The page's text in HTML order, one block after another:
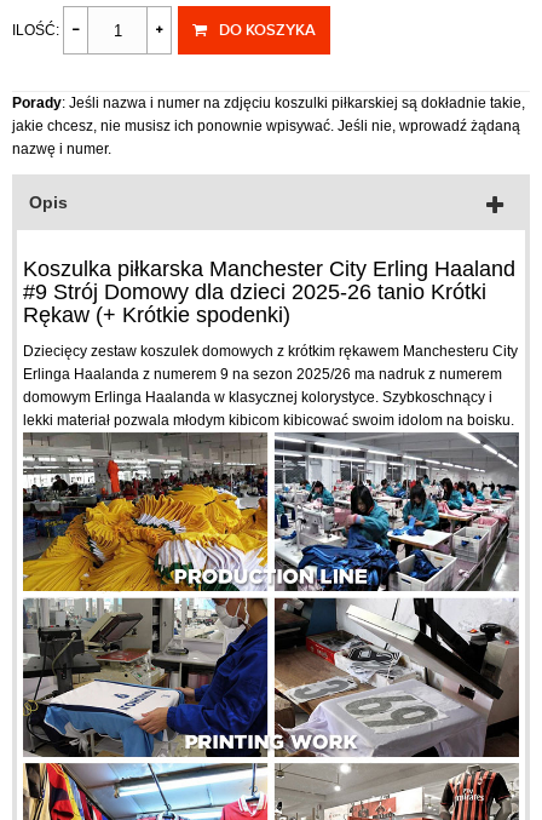
ILOŚĆ: DO KOSZYKA
Porady: Jeśli nazwa i numer na zdjęciu koszulki piłkarskiej są dokładnie takie,
jakie chcesz, nie musisz ich ponownie wpisywać. Jeśli nie, wprowadź żądaną
nazwę i numer.
Opis
Koszulka piłkarska Manchester City Erling Haaland
#9 Strój Domowy dla dzieci 2025-26 tanio Krótki
Rękaw (+ Krótkie spodenki)
Dziecięcy zestaw koszulek domowych z krótkim rękawem Manchesteru City
Erlinga Haalanda z numerem 9 na sezon 2025/26 ma nadruk z numerem
domowym Erlinga Haalanda w klasycznej kolorystyce. Szybkoschnący i
lekki materiał pozwala młodym kibicom kibicować swoim idolom na boisku.